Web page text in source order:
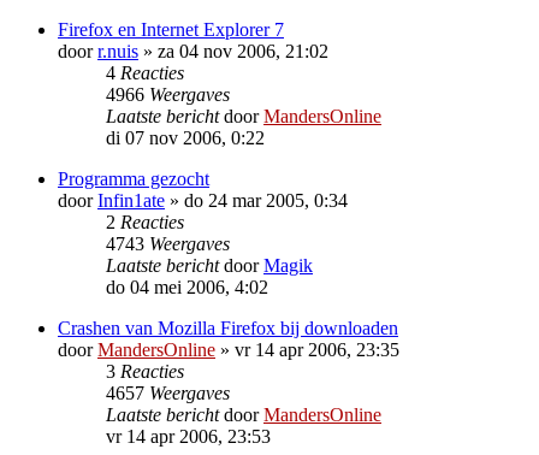
Firefox en Internet Explorer 7
doorr.nuis » za 04 nov 2006, 21:02
4 Reacties
4966 Weergaves
Laatste berichtdoorMandersOnline
di 07 nov 2006, 0:22
Programma gezocht
doorInfin1ate » do 24 mar 2005, 0:34
2 Reacties
4743 Weergaves
Laatste berichtdoorMagik
do 04 mei 2006, 4:02
Crashen van Mozilla Firefox bij downloaden
doorMandersOnline » vr 14 apr 2006, 23:35
3 Reacties
4657 Weergaves
Laatste berichtdoorMandersOnline
vr 14 apr 2006, 23:53